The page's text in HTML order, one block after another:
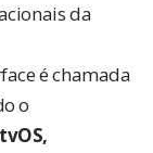
da
é chamada
o
tvOS,